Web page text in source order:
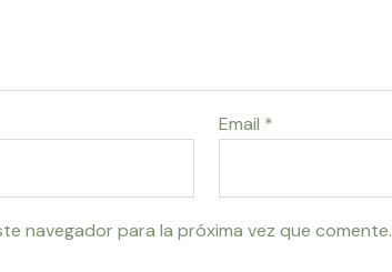
Email *
navegador para la próxima vez que comente.